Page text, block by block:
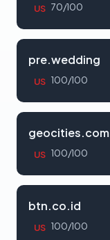
US 70/100
pre.wedding
US 100/100
geocities.com
US 100/100
btn.co.id
US 100/100